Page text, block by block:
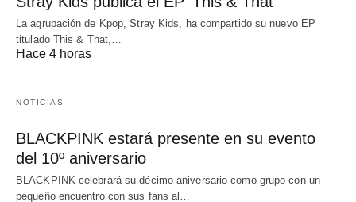
La agrupación de Kpop, Stray Kids, ha compartido su nuevo EP
titulado This & That,…
Hace 4 horas
NOTICIAS
BLACKPINK estará presente en su evento
del 10º aniversario
BLACKPINK celebrará su décimo aniversario como grupo con un
pequeño encuentro con sus fans al…